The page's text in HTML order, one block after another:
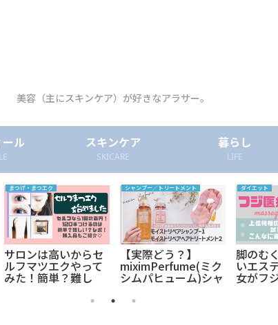
美容（主にスキンケア）が好きなアラサー。
ル スキンケア
SKICARE
暮らし
LIFE
まつげ・まつエク
サロンは高いからセ
ルフマツエクやって
みた！簡単？難し
い？レポします！
シャンプー／トリートメント
【実際どう？】
miximPerfume(ミク
シムパヒューム)シャ
ンプー／トリートメ
ント、レビュー
ダイエット
脚のむ
いエス
女がフ
新マッ